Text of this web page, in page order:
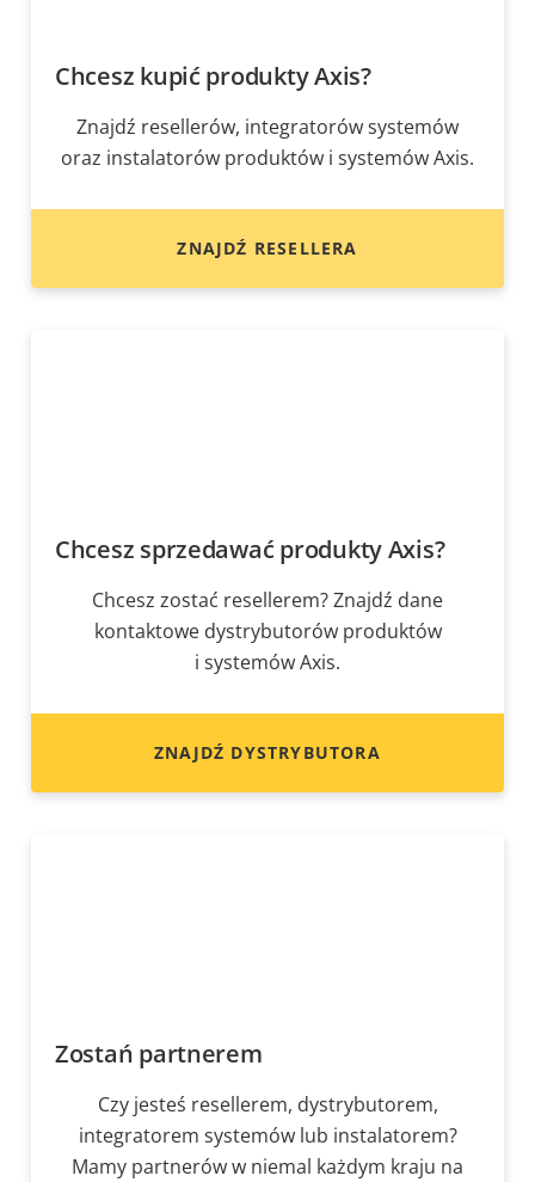
Chcesz kupić produkty Axis?
Znajdź resellerów, integratorów systemów
oraz instalatorów produktów i systemów Axis.
ZNAJDŹ RESELLERA
Chcesz sprzedawać produkty Axis?
Chcesz zostać resellerem? Znajdź dane
kontaktowe dystrybutorów produktów
i systemów Axis.
ZNAJDŹ DYSTRYBUTORA
Zostań partnerem
Czy jesteś resellerem, dystrybutorem,
integratorem systemów lub instalatorem?
Mamy partnerów w niemal każdym kraju na